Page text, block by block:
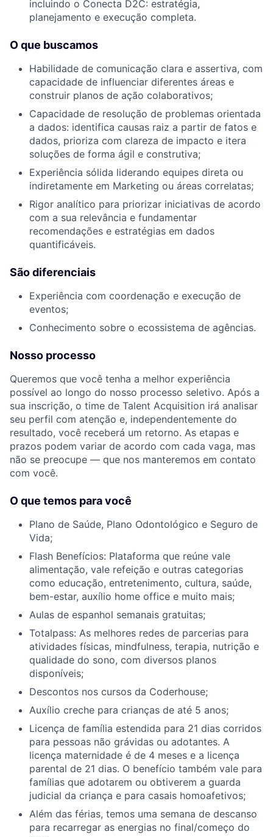
incluindo o Conecta D2C: estratégia,
planejamento e execução completa.
O que buscamos
Habilidade de comunicação clara e assertiva, com
capacidade de influenciar diferentes áreas e
construir planos de ação colaborativos;
Capacidade de resolução de problemas orientada
a dados: identifica causas raiz a partir de fatos e
dados, prioriza com clareza de impacto e itera
soluções de forma ágil e construtiva;
Experiência sólida liderando equipes direta ou
indiretamente em Marketing ou áreas correlatas;
Rigor analítico para priorizar iniciativas de acordo
com a sua relevância e fundamentar
recomendações e estratégias em dados
quantificáveis.
São diferenciais
Experiência com coordenação e execução de
eventos;
Conhecimento sobre o ecossistema de agências.
Nosso processo
Queremos que você tenha a melhor experiência
possível ao longo do nosso processo seletivo. Após a
sua inscrição, o time de Talent Acquisition irá analisar
seu perfil com atenção e, independentemente do
resultado, você receberá um retorno. As etapas e
prazos podem variar de acordo com cada vaga, mas
não se preocupe — que nos manteremos em contato
com você.
O que temos para você
Plano de Saúde, Plano Odontológico e Seguro de
Vida;
Flash Benefícios: Plataforma que reúne vale
alimentação, vale refeição e outras categorias
como educação, entretenimento, cultura, saúde,
bem-estar, auxílio home office e muito mais;
Aulas de espanhol semanais gratuitas;
Totalpass: As melhores redes de parcerias para
atividades físicas, mindfulness, terapia, nutrição e
qualidade do sono, com diversos planos
disponíveis;
Descontos nos cursos da Coderhouse;
Auxílio creche para crianças de até 5 anos;
Licença de família estendida para 21 dias corridos
para pessoas não grávidas ou adotantes. A
licença maternidade é de 4 meses e a licença
parental de 21 dias. O benefício também vale para
famílias que adotarem ou obtiverem a guarda
judicial da criança e para casais homoafetivos;
Além das férias, temos uma semana de descanso
para recarregar as energias no final/começo do